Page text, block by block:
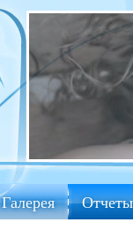
Галерея Отчеты